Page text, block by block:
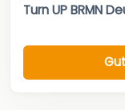
Turn UP BRMN